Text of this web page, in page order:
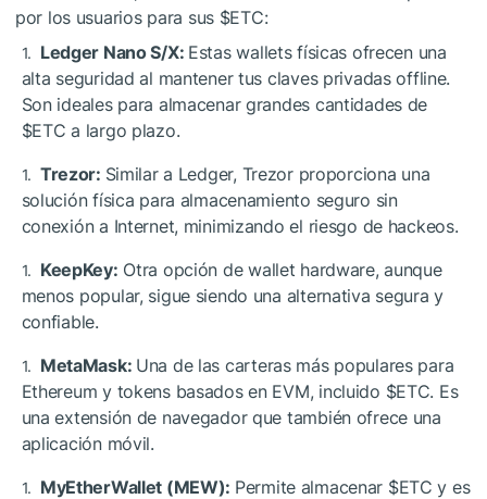
por los usuarios para sus $ETC:
Ledger Nano S/X: Estas wallets físicas ofrecen una
alta seguridad al mantener tus claves privadas offline.
Son ideales para almacenar grandes cantidades de
$ETC a largo plazo.
Trezor: Similar a Ledger, Trezor proporciona una
solución física para almacenamiento seguro sin
conexión a Internet, minimizando el riesgo de hackeos.
KeepKey: Otra opción de wallet hardware, aunque
menos popular, sigue siendo una alternativa segura y
confiable.
MetaMask: Una de las carteras más populares para
Ethereum y tokens basados en EVM, incluido $ETC. Es
una extensión de navegador que también ofrece una
aplicación móvil.
MyEtherWallet (MEW): Permite almacenar $ETC y es